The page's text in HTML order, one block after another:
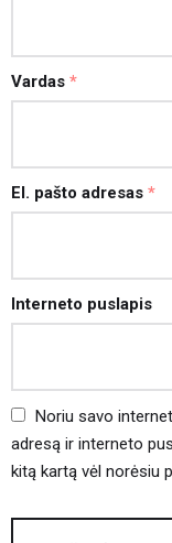
Vardas *
El. pašto adresas *
Interneto puslapis
Noriu savo
adresą ir interneto
kitą kartą vėl norėsiu